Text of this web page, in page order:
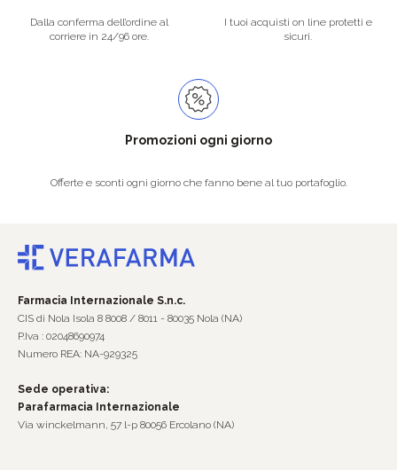
Dalla conferma dell’ordine al
corriere in 24/96 ore.
I tuoi acquisti on line protetti e
sicuri.
Promozioni ogni giorno
Offerte e sconti ogni giorno che fanno bene al tuo portafoglio.
Farmacia Internazionale S.n.c.
CIS di Nola Isola 8 8008 / 8011 - 80035 Nola (NA)
P.Iva : 02048690974
Numero REA: NA-929325
Sede operativa:
Parafarmacia Internazionale
Via winckelmann, 57 l-p 80056 Ercolano (NA)